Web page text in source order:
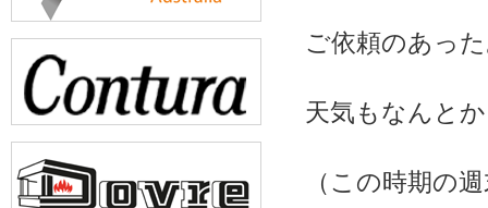
ご依頼のあっ
天気もなんと
（この時期の